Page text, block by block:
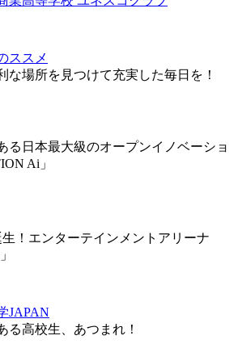
ススメ
な場所を見つけて充実した毎日を！
る日本最大級のオープンイノベーショ
Ai」
生！エンターテインメントアリーナ
JAPAN
る高校生、あつまれ！